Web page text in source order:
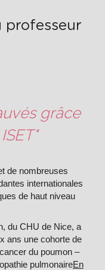
professeur
grâce
de nombreuses
internationales
de haut niveau
du CHU de Nice, a
ans une cohorte de
du poumon –
pulmonaireEn